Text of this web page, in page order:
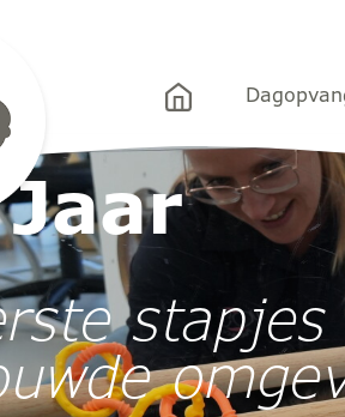
» 0-1 Jaar: De eerste stapjes in